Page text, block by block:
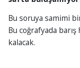
Bu soruya samimi
Bu coğrafyada
kalacak.